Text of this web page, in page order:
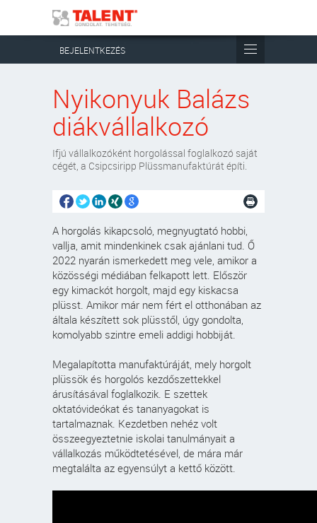
BEJELENTKEZÉS
Nyikonyuk Balázs
diákvállalkozó
Ifjú vállalkozóként horgolással foglalkozó saját
cégét, a Csipcsiripp Plüssmanufaktúrát építi.
A horgolás kikapcsoló, megnyugtató hobbi,
vallja, amit mindenkinek csak ajánlani tud. Ő
2022 nyarán ismerkedett meg vele, amikor a
közösségi médiában felkapott lett. Először
egy kimackót horgolt, majd egy kiskacsa
plüsst. Amikor már nem fért el otthonában az
általa készített sok plüsstől, úgy gondolta,
komolyabb szintre emeli addigi hobbiját.
Megalapította manufaktúráját, mely horgolt
plüssök és horgolós kezdőszettekkel
árusításával foglalkozik. E szettek
oktatóvideókat és tananyagokat is
tartalmaznak. Kezdetben nehéz volt
összeegyeztetnie iskolai tanulmányait a
vállalkozás működtetésével, de mára már
megtalálta az egyensúlyt a kettő között.